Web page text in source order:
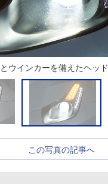
ウインカーを備えたヘッ
この写真の記事へ